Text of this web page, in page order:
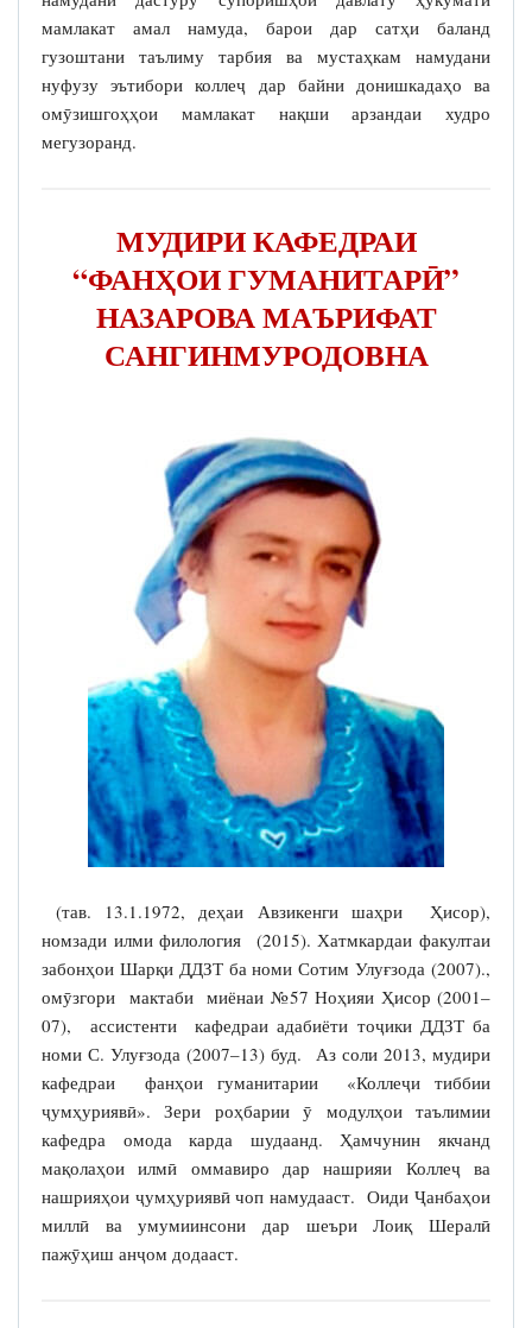
мамлакат амал намуда, барои дар сатҳи баланд
гузоштани таълиму тарбия ва мустаҳкам намудани
нуфузу эътибори коллеҷ дар байни донишкадаҳо ва
омӯзишгоҳҳои мамлакат нақши арзандаи худро
мегузоранд.
МУДИРИ КАФЕДРАИ
“ФАНҲОИ ГУМАНИТАРӢ”
НАЗАРОВА МАЪРИФАТ
САНГИНМУРОДОВНА
(тав. 13.1.1972, деҳаи Авзикенги шаҳри Ҳисор),
номзади илми филология (2015). Хатмкардаи факултаи
забонҳои Шарқи ДДЗТ ба номи Сотим Улуғзода (2007).,
омӯзгори мактаби миёнаи №57 Ноҳияи Ҳисор (2001–
07), ассистенти кафедраи адабиёти тоҷики ДДЗТ ба
номи С. Улуғзода (2007–13) буд. Аз соли 2013, мудири
кафедраи фанҳои гуманитарии «Коллеҷи тиббии
ҷумҳуриявӣ». Зери роҳбарии ӯ модулҳои таълимии
кафедра омода карда шудаанд. Ҳамчунин якчанд
мақолаҳои илмӣ оммавиро дар нашрияи Коллеҷ ва
нашрияҳои ҷумҳуриявӣ чоп намудааст. Оиди Ҷанбаҳои
миллӣ ва умумиинсони дар шеъри Лоиқ Шералӣ
пажӯҳиш анҷом додааст.